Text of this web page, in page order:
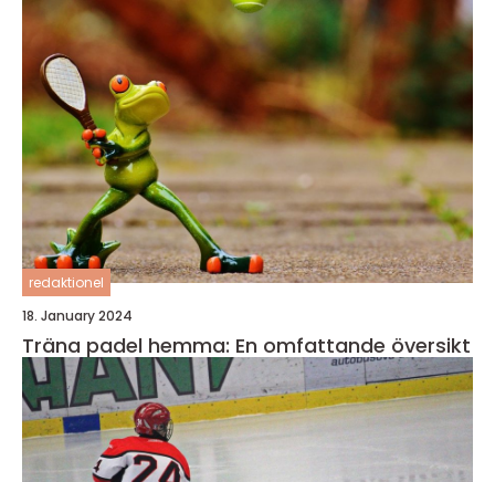
redaktionel
18. January 2024
Träna padel hemma: En omfattande översikt